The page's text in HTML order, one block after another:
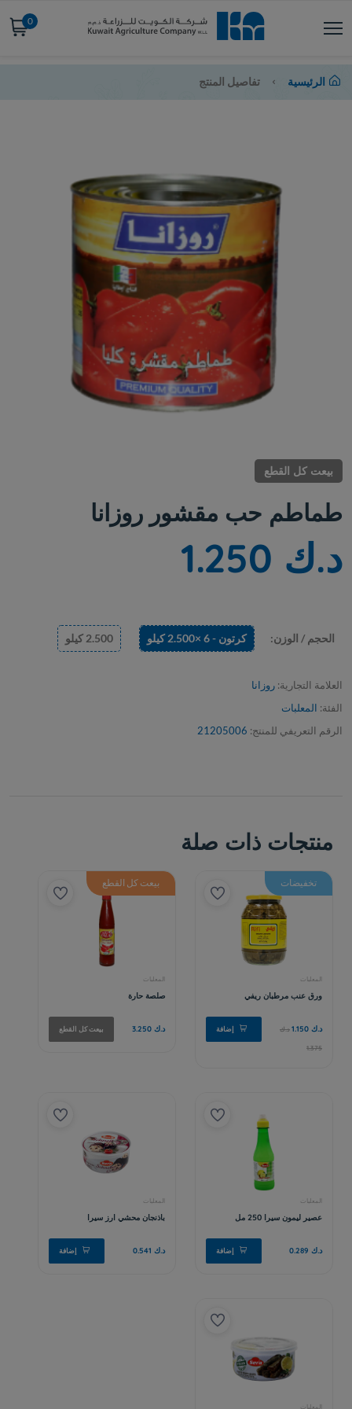
0
الرئيسية تفاصيل المنتج
بيعت كل القطع
طماطم حب مقشور روزانا
د.ك 1.250
الحجم / الوزن: كرتون - 6 ×2.500 كيلو 2.500 كيلو
العلامة التجارية: روزانا
الفئة: المعلبات
الرقم التعريفي للمنتج: 21205006
منتجات ذات صلة
تخفيضات بيعت كل القطع